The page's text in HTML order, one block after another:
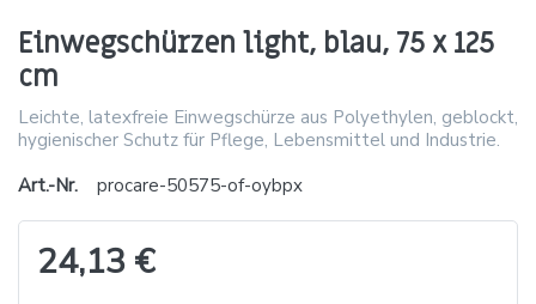
Einwegschürzen light, blau, 75 x 125
cm
Leichte, latexfreie Einwegschürze aus Polyethylen, geblockt,
hygienischer Schutz für Pflege, Lebensmittel und Industrie.
Art.-Nr.
procare-50575-of-oybpx
24,13 €